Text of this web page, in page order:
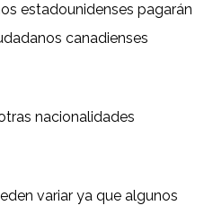
estadounidenses pagarán
canadienses
nacionalidades
variar ya que algunos